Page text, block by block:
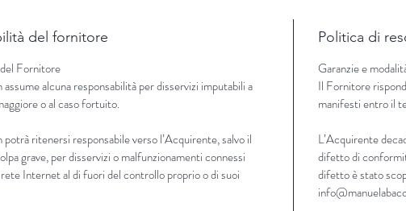
del fornitore
Fornitore
alcuna responsabilità per disservizi imputabili a
o al caso fortuito.
ritenersi responsabile verso l’Acquirente, salvo il
grave, per disservizi o malfunzionamenti connessi
rete Internet al di fuori del controllo proprio o di suoi
Politica di
Garanzie e
Il Fornitore
manifesti entro il
L’Acquirente
difetto di
difetto è stato